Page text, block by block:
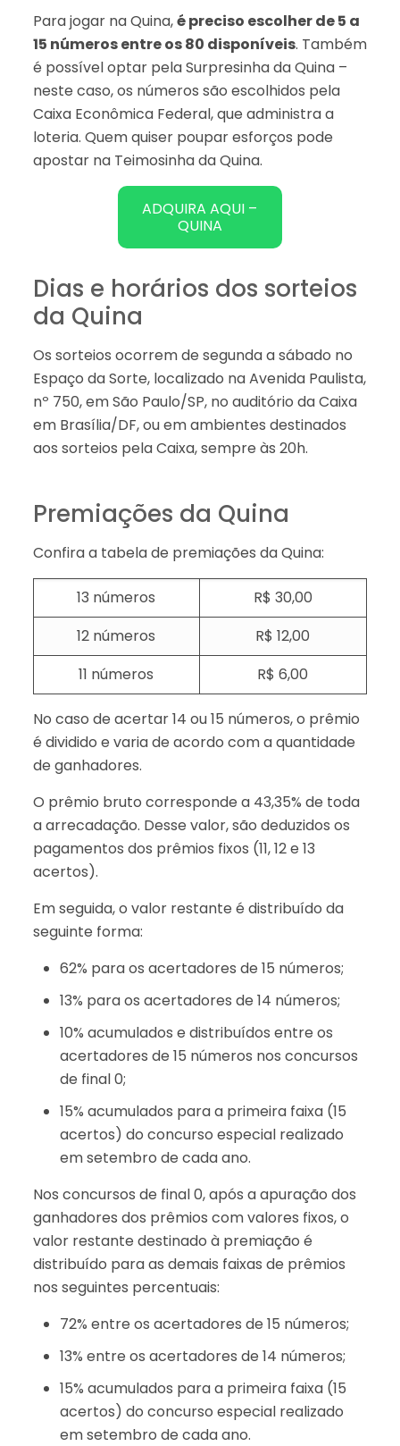
Para jogar na Quina,é preciso escolher de 5 a
15 números entre os 80 disponíveis. Também
é possível optar pela Surpresinha da Quina –
neste caso, os números são escolhidos pela
Caixa Econômica Federal, que administra a
loteria. Quem quiser poupar esforços pode
apostar na Teimosinha da Quina.
ADQUIRA AQUI –
QUINA
Dias e horários dos sorteios
da Quina
Os sorteios ocorrem de segunda a sábado no
Espaço da Sorte, localizado na Avenida Paulista,
nº 750, em São Paulo/SP, no auditório da Caixa
em Brasília/DF, ou em ambientes destinados
aos sorteios pela Caixa, sempre às 20h.
Premiações da Quina
Confira a tabela de premiações da Quina:
13 números
R$ 30,00
12 números
R$ 12,00
11 números
R$ 6,00
No caso de acertar 14 ou 15 números, o prêmio
é dividido e varia de acordo com a quantidade
de ganhadores.
O prêmio bruto corresponde a 43,35% de toda
a arrecadação. Desse valor, são deduzidos os
pagamentos dos prêmios fixos (11, 12 e 13
acertos).
Em seguida, o valor restante é distribuído da
seguinte forma:
62% para os acertadores de 15 números;
13% para os acertadores de 14 números;
10% acumulados e distribuídos entre os
acertadores de 15 números nos concursos
de final 0;
15% acumulados para a primeira faixa (15
acertos) do concurso especial realizado
em setembro de cada ano.
Nos concursos de final 0, após a apuração dos
ganhadores dos prêmios com valores fixos, o
valor restante destinado à premiação é
distribuído para as demais faixas de prêmios
nos seguintes percentuais:
72% entre os acertadores de 15 números;
13% entre os acertadores de 14 números;
15% acumulados para a primeira faixa (15
acertos) do concurso especial realizado
em setembro de cada ano.